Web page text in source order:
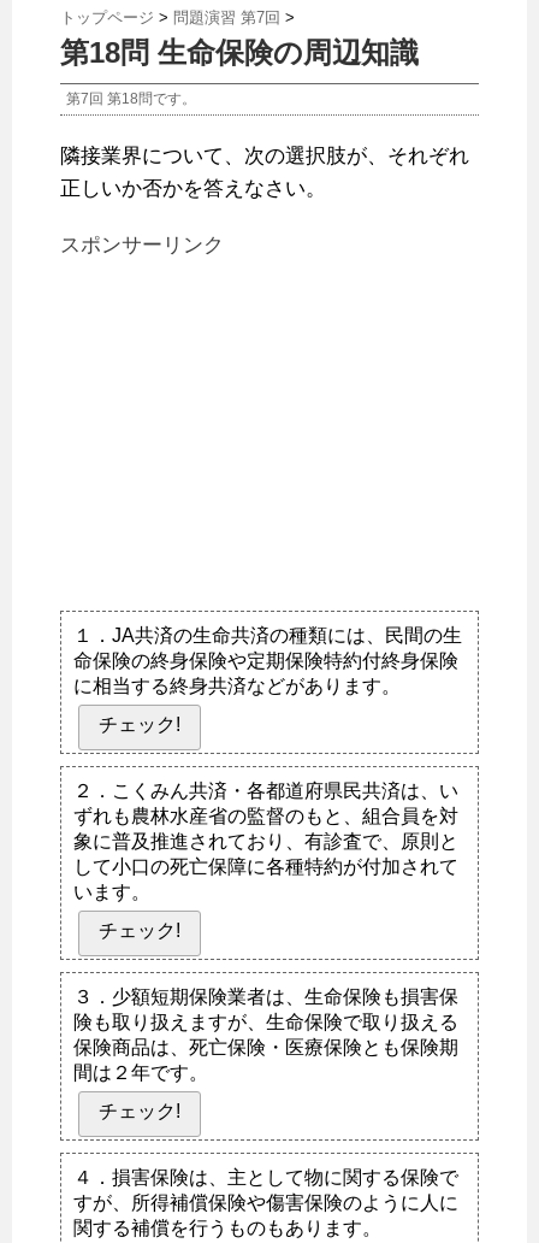
トップページ > 問題演習 第7回 >
第18問 生命保険の周辺知識
第7回 第18問です。
隣接業界について、次の選択肢が、それぞれ
正しいか否かを答えなさい。
スポンサーリンク
１．JA共済の生命共済の種類には、民間の生
命保険の終身保険や定期保険特約付終身保険
に相当する終身共済などがあります。
チェック!
２．こくみん共済・各都道府県民共済は、い
ずれも農林水産省の監督のもと、組合員を対
象に普及推進されており、有診査で、原則と
して小口の死亡保障に各種特約が付加されて
います。
チェック!
３．少額短期保険業者は、生命保険も損害保
険も取り扱えますが、生命保険で取り扱える
保険商品は、死亡保険・医療保険とも保険期
間は２年です。
チェック!
４．損害保険は、主として物に関する保険で
すが、所得補償保険や傷害保険のように人に
関する補償を行うものもあります。